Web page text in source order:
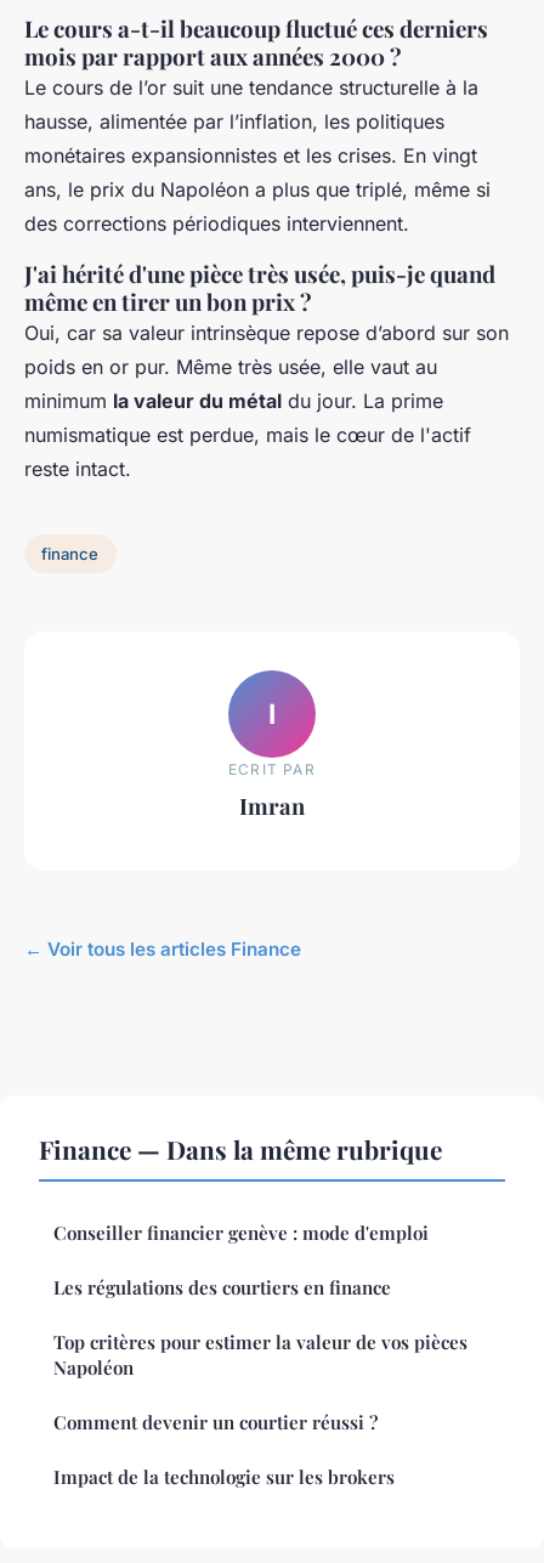
Le cours a-t-il beaucoup fluctué ces derniers
mois par rapport aux années 2000 ?
Le cours de l’or suit une tendance structurelle à la
hausse, alimentée par l’inflation, les politiques
monétaires expansionnistes et les crises. En vingt
ans, le prix du Napoléon a plus que triplé, même si
des corrections périodiques interviennent.
J'ai hérité d'une pièce très usée, puis-je quand
même en tirer un bon prix ?
Oui, car sa valeur intrinsèque repose d’abord sur son
poids en or pur. Même très usée, elle vaut au
minimum la valeur du métal du jour. La prime
numismatique est perdue, mais le cœur de l'actif
reste intact.
finance
I
ECRIT PAR
Imran
← Voir tous les articles Finance
Finance — Dans la même rubrique
Conseiller financier genève : mode d'emploi
Les régulations des courtiers en finance
Top critères pour estimer la valeur de vos pièces
Napoléon
Comment devenir un courtier réussi ?
Impact de la technologie sur les brokers